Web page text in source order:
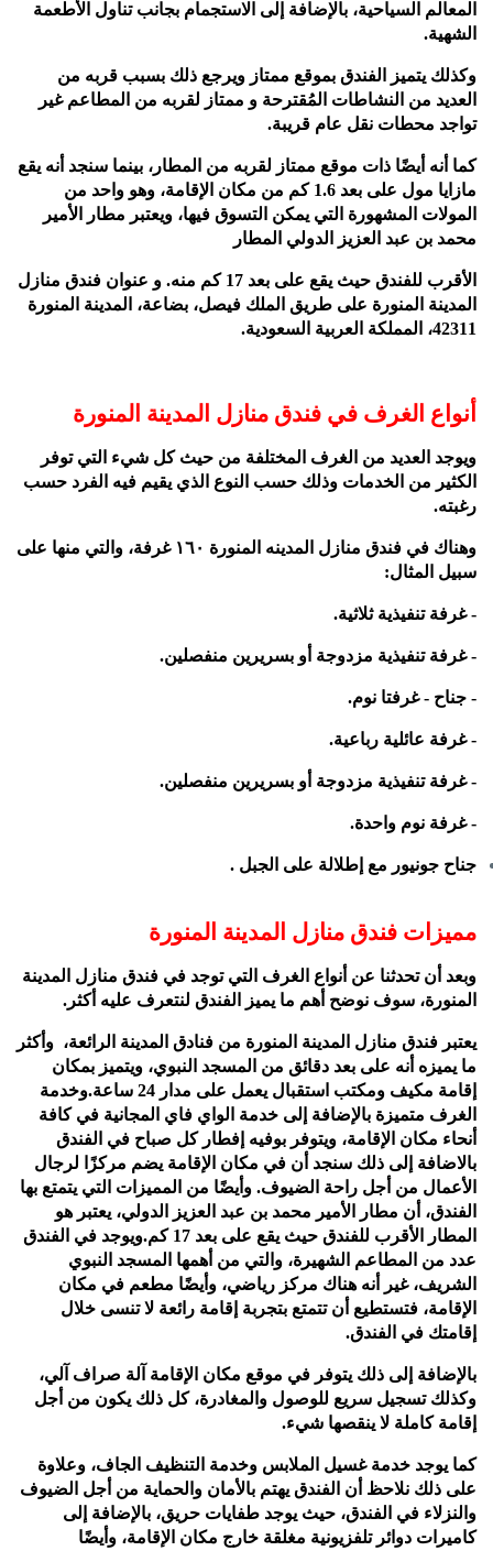
المعالم السياحية، بالإضافة إلى الاستجمام بجانب تناول الأطعمة
الشهية.
وكذلك يتميز الفندق بموقع ممتاز ويرجع ذلك بسبب قربه من
العديد من النشاطات المُقترحة و ممتاز لقربه من المطاعم غير
تواجد محطات نقل عام قريبة.
كما أنه أيضًا ذات موقع ممتاز لقربه من المطار، بينما سنجد أنه يقع
مازايا مول على بعد 1.6 كم من مكان الإقامة، وهو واحد من
المولات المشهورة التي يمكن التسوق فيها، ويعتبر مطار الأمير
محمد بن عبد العزيز الدولي المطار
الأقرب للفندق حيث يقع على بعد 17 كم منه.
و عنوان فندق منازل
المدينة المنورة على طريق الملك فيصل، بضاعة، المدينة المنورة
42311، المملكة
العربية السعودية.
أنواع الغرف في فندق منازل المدينة المنورة
ويوجد العديد من الغرف المختلفة من حيث كل شيء التي توفر
الكثير من الخدمات وذلك حسب النوع الذي يقيم فيه الفرد حسب
رغبته.
وهناك في فندق منازل المدينه المنورة ١٦٠ غرفة، والتي منها على
سبيل المثال:
- غرفة تنفيذية ثلاثية.
- غرفة تنفيذية مزدوجة أو بسريرين منفصلين.
- جناح - غرفتا نوم.
- غرفة عائلية رباعية.
- غرفة تنفيذية مزدوجة أو بسريرين منفصلين.
- غرفة نوم واحدة.
جناح جونيور مع إطلالة على الجبل .
مميزات فندق منازل المدينة المنورة
وبعد أن تحدثنا عن أنواع الغرف التي توجد في فندق منازل المدينة
المنورة، سوف نوضح أهم ما يميز الفندق لنتعرف عليه أكثر.
يعتبر فندق منازل المدينة المنورة من فنادق المدينة الرائعة، وأكثر
ما يميزه أنه على بعد دقائق من المسجد النبوي، ويتميز بمكان
إقامة مكيف ومكتب استقبال يعمل على مدار 24 ساعة.
وخدمة
الغرف متميزة بالإضافة إلى خدمة الواي فاي المجانية في كافة
أنحاء مكان الإقامة، ويتوفر بوفيه إفطار كل صباح في الفندق
بالاضافة إلى ذلك سنجد أن في مكان الإقامة يضم مركزًا لرجال
الأعمال من أجل راحة الضيوف. وأيضًا من المميزات التي يتمتع بها
الفندق، أن مطار الأمير محمد بن عبد العزيز الدولي، يعتبر هو
المطار الأقرب للفندق حيث يقع على بعد 17 كم.
ويوجد في الفندق
عدد من المطاعم الشهيرة، والتي من أهمها المسجد النبوي
الشريف، غير أنه هناك مركز رياضي، وأيضًا مطعم في مكان
الإقامة، فتستطيع أن تتمتع بتجربة إقامة رائعة لا تنسى خلال
إقامتك في الفندق.
بالإضافة إلى ذلك يتوفر في موقع مكان الإقامة آلة صراف آلي،
وكذلك تسجيل سريع للوصول والمغادرة، كل ذلك يكون من أجل
إقامة كاملة لا ينقصها شيء.
كما يوجد خدمة غسيل الملابس وخدمة التنظيف الجاف، وعلاوة
على ذلك نلاحظ أن الفندق يهتم بالأمان والحماية من أجل الضيوف
والنزلاء في الفندق، حيث يوجد طفايات حريق، بالإضافة إلى
كاميرات دوائر تلفزيونية مغلقة خارج مكان الإقامة، وأيضًا